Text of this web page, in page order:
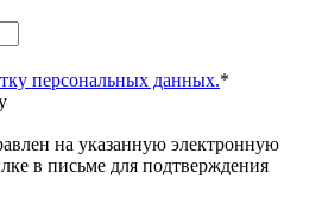
персональных данных.*
на указанную электронную
в письме для подтверждения